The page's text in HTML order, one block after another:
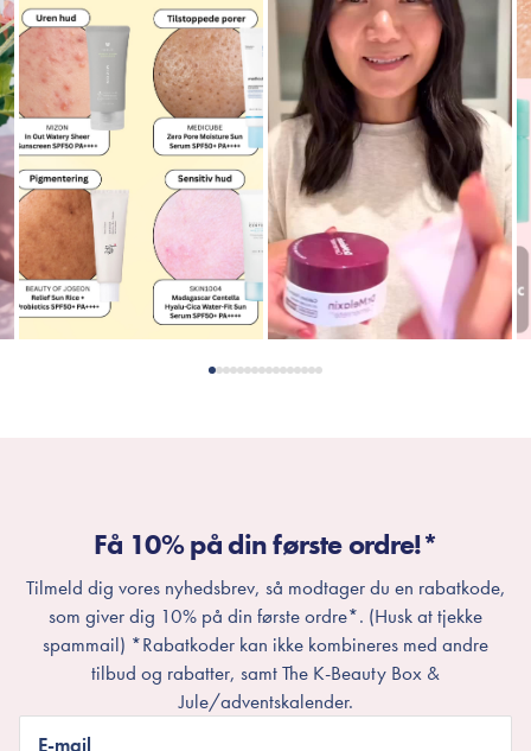
Få 10% på din første ordre!*
Tilmeld dig vores nyhedsbrev, så modtager du en rabatkode,
som giver dig 10% på din første ordre*. (Husk at tjekke
spammail) *Rabatkoder kan ikke kombineres med andre
tilbud og rabatter, samt The K-Beauty Box &
Jule/adventskalender.
E-mail